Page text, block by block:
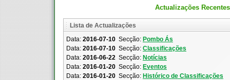
Actualizações
Lista de Actualizações
Data: 2016-07-10 Secção: Pombo Ás
Data: 2016-07-10 Secção: Classificações
Data: 2016-06-22 Secção: Notícias
Data: 2016-01-20 Secção: Eventos
Data: 2016-01-20 Secção: Histórico de Classificações